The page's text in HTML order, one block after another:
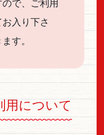
で、ご利用
入り下さ
す。
用について